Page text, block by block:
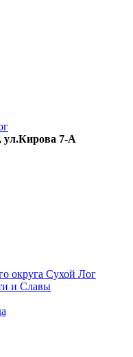
ул.Кирова 7-А
округа Сухой Лог
и Славы